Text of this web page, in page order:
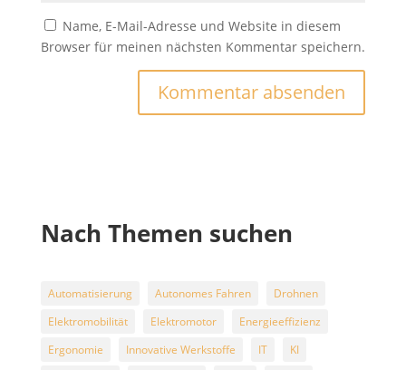
Name, E-Mail-Adresse und Website in diesem
Browser für meinen nächsten Kommentar speichern.
Nach Themen suchen
Automatisierung Autonomes Fahren
Drohnen
Elektromobilität
Elektromotor
Energieeffizienz
Ergonomie
Innovative Werkstoffe IT KI